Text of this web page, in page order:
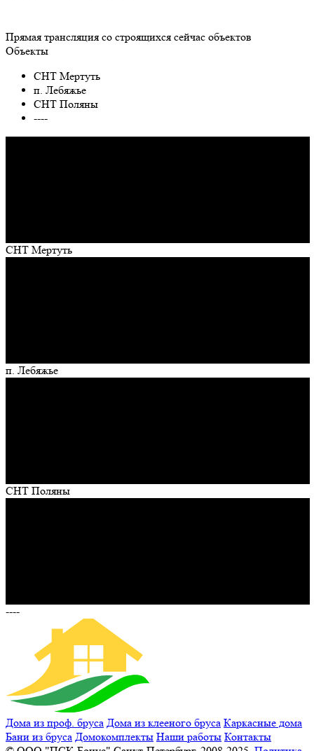
Прямая трансляция со строящихся сейчас объектов
Объекты
СНТ Мертуть
п. Лебяжье
СНТ Поляны
----
СНТ Мертуть
п. Лебяжье
СНТ Поляны
----
Дома из проф. бруса Дома из клееного бруса Каркасные дома
Бани из бруса Домокомплекты Наши работы Контакты